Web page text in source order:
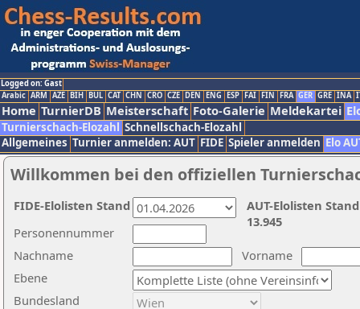
Logged on: Gast
Arabic ARM AZE BIH BUL CAT CHN CRO CZE DEN ENG ESP FAI FIN FRA GER GRE INA
Home TurnierDB Meisterschaft Foto-Galerie Meldekartei
Turnierschach-Elozahl Schnellschach-Elozahl
Allgemeines Turnier anmelden: AUT FIDE Spieler anmelden Elo
Willkommen bei den offiziellen
Nachname
Vorname
Ebene
Personennummer
Bundesland
AUT-Elolisten
13.945
FIDE-Elolisten Stand